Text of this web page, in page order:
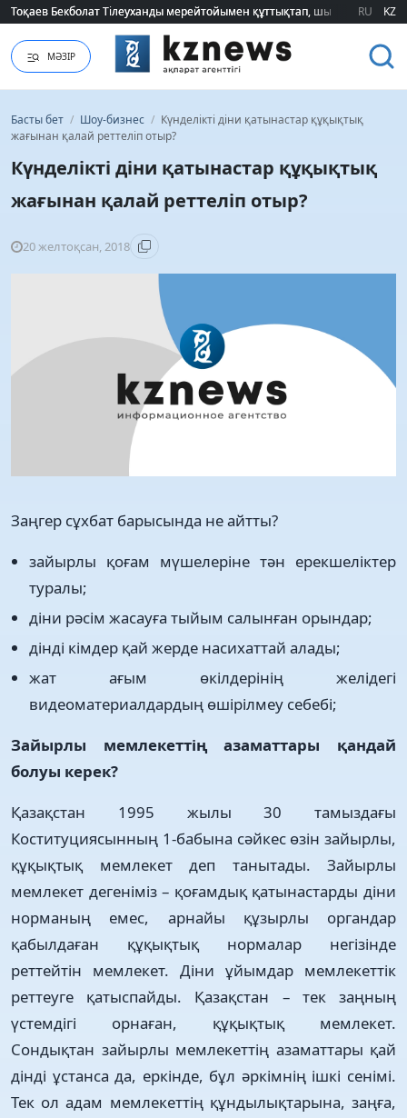
RU KZ
МӘЗІР
Басты бет / Шоу-бизнес / Күнделікті діни қатынастар құқықтық
жағынан қалай реттеліп отыр?
Күнделікті діни қатынастар құқықтық
жағынан қалай реттеліп отыр?
20 желтоқсан, 2018
Заңгер сұхбат барысында не айтты?
зайырлы қоғам мүшелеріне тән ерекшеліктер
туралы;
діни рәсім жасауға тыйым салынған орындар;
дінді кімдер қай жерде насихаттай алады;
жат ағым өкілдерінің желідегі
видеоматериалдардың өшірілмеу себебі;
Зайырлы мемлекеттің азаматтары қандай
болуы керек?
Қазақстан 1995 жылы 30 тамыздағы
Коституциясынның 1-бабына сәйкес өзін зайырлы,
құқықтық мемлекет деп танытады. Зайырлы
мемлекет дегеніміз – қоғамдық қатынастарды діни
норманың емес, арнайы құзырлы органдар
қабылдаған құқықтық нормалар негізінде
реттейтін мемлекет. Діни ұйымдар мемлекеттік
реттеуге қатыспайды. Қазақстан – тек заңның
үстемдігі орнаған, құқықтық мемлекет.
Сондықтан зайырлы мемлекеттің азаматтары қай
дінді ұстанса да, еркінде, бұл әркімнің ішкі сенімі.
Тек ол адам мемлекеттің құндылықтарына, заңға,